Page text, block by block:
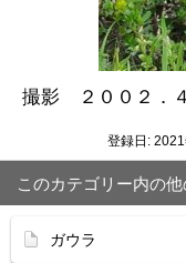
撮影 ２００２．
登録日: 2021
このカテゴリー内の
ガウラ